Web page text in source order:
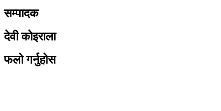
सम्पादक
देवी कोइराला
फलो गर्नुहोस